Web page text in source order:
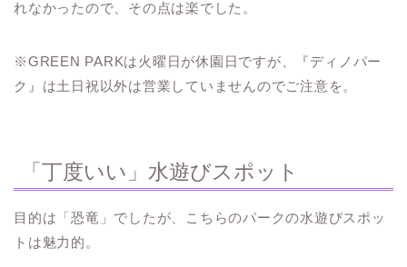
れなかったので、その点は楽でした。
※GREEN PARKは火曜日が休園日ですが、『ディノパー
ク』は土日祝以外は営業していませんのでご注意を。
「丁度いい」水遊びスポット
目的は「恐竜」でしたが、こちらのパークの水遊びスポッ
トは魅力的。